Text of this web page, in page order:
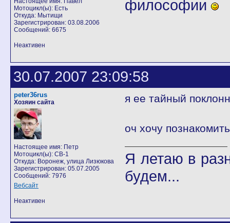
Мотоцикл(ы): Есть
Откуда: Мытищи
Зарегистрирован: 03.08.2006
Сообщений: 6675
философии
Неактивен
30.07.2007 23:09:58
peter36rus
Хозяин сайта
Настоящее имя: Петр
Мотоцикл(ы): CB-1
Откуда: Воронеж, улица Лизюкова
Зарегистрирован: 05.07.2005
Сообщений: 7976
Вебсайт
я ее тайный
оч хочу
Я летаю в
будем...
Неактивен